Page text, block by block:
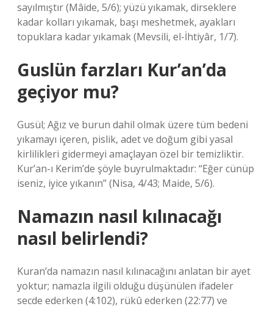
sayılmıştır (Mâide, 5/6); yüzü yıkamak, dirseklere
kadar kolları yıkamak, başı meshetmek, ayakları
topuklara kadar yıkamak (Mevsili, el-İhtiyâr, 1/7).
Guslün farzları Kur’an’da
geçiyor mu?
Gusül; Ağız ve burun dahil olmak üzere tüm bedeni
yıkamayı içeren, pislik, adet ve doğum gibi yasal
kirlilikleri gidermeyi amaçlayan özel bir temizliktir.
Kur’an-ı Kerim’de şöyle buyrulmaktadır: “Eğer cünüp
iseniz, iyice yıkanın” (Nisa, 4/43; Maide, 5/6).
Namazın nasıl kılınacağı
nasıl belirlendi?
Kuran’da namazın nasıl kılınacağını anlatan bir ayet
yoktur; namazla ilgili olduğu düşünülen ifadeler
secde ederken (4:102), rükû ederken (22:77) ve